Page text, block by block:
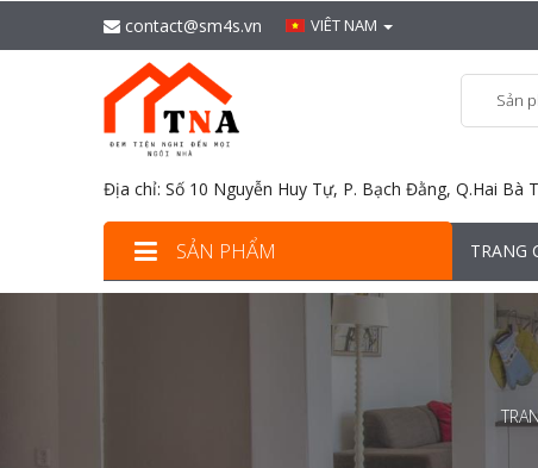
contact@sm4s.vn VIÊT NAM
Sản
Địa chỉ: Số 10 Nguyễn Huy Tự, P. Bạch Đằng, Q.Hai Bà
SẢN PHẨM TRANG